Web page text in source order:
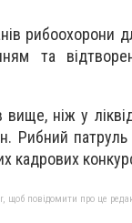
рибоохорони
та
ніж у
Рибний
кадрових
щоб повідомити про це